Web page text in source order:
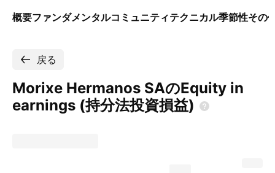
概要ファンダメンタルコミュニティテクニカル季節性その
戻る
Morixe Hermanos SAのEquity in
earnings (持分法投資損益)